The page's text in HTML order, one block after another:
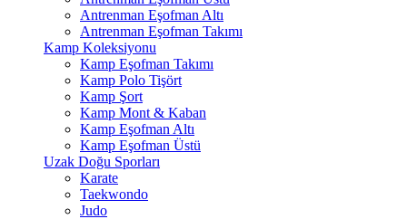
Antrenman Eşofman Altı
Antrenman Eşofman Takımı
Kamp Koleksiyonu
Kamp Eşofman Takımı
Kamp Polo Tişört
Kamp Şort
Kamp Mont & Kaban
Kamp Eşofman Altı
Kamp Eşofman Üstü
Uzak Doğu Sporları
Karate
Taekwondo
Judo